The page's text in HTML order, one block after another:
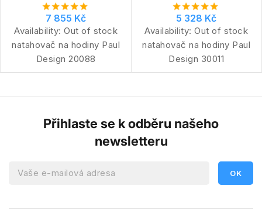
7 855 Kč
Availability: Out of stock
natahovač na hodiny Paul
Design 20088
5 328 Kč
Availability: Out of stock
natahovač na hodiny Paul
Design 30011
Přihlaste se k odběru našeho
newsletteru